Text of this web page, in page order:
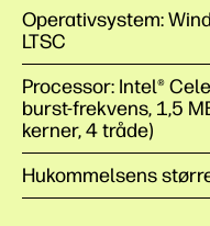
Operativsystem:
LTSC
Processor: Intel®
burst-frekvens, 1,5
kerner, 4 tråde)
Hukommelsens